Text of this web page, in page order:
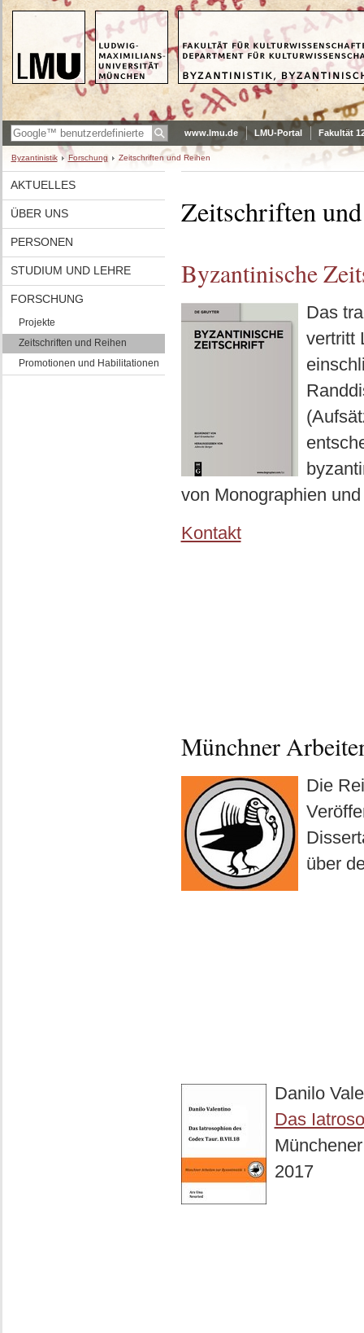
www.lmu.de LMU-Portal Fakultät
Byzantinistik Forschung Zeitschriften und Reihen
AKTUELLES
ÜBER UNS
PERSONEN
STUDIUM UND LEHRE
FORSCHUNG
Projekte
Zeitschriften und Reihen
Promotionen und Habilitationen
Zeitschriften
Byzantinische
Das
vertritt
von Monographien
Kontakt
Münchner
Die
über
Danilo
Das
2017